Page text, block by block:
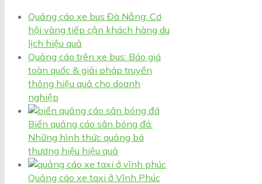
Quảng cáo xe bus Đà Nẵng: Cơ
hội vàng tiếp cận khách hàng du
lịch hiệu quả
Quảng cáo trên xe bus: Báo giá
toàn quốc & giải pháp truyền
thông hiệu quả cho doanh
nghiệp
Biển quảng cáo sân bóng đá:
Những hình thức quảng bá
thương hiệu hiệu quả
Quảng cáo xe taxi ở Vĩnh Phúc